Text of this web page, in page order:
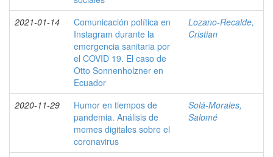
2021-01-14
Comunicación política en
Instagram durante la
emergencia sanitaria por
el COVID 19. El caso de
Otto Sonnenholzner en
Ecuador
Lozano-Recalde,
Cristian
2020-11-29
Humor en tiempos de
pandemia. Análisis de
memes digitales sobre el
coronavirus
Solá-Morales,
Salomé